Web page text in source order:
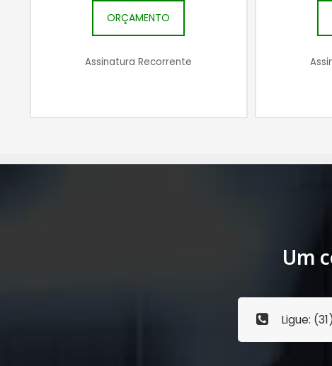
ORÇAMENTO
Assinatura Recorrente
Um
Ligue: